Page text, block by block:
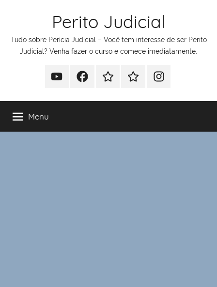
conteúdo
Perito Judicial
Tudo sobre Perícia Judicial – Você tem interesse de ser Perito
Judicial? Venha fazer o curso e comece imediatamente.
YoutubeFacebookWhatsappTelegramInstagram
Menu